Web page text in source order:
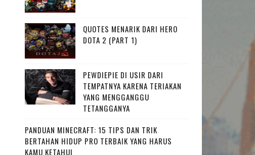
QUOTES MENARIK DARI HERO
DOTA 2 (PART 1)
PEWDIEPIE DI USIR DARI
TEMPATNYA KARENA TERIAKAN
YANG MENGGANGGU
TETANGGANYA
PANDUAN MINECRAFT: 15 TIPS DAN TRIK
BERTAHAN HIDUP PRO TERBAIK YANG HARUS
KAMU KETAHUI